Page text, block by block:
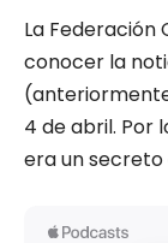
La Federación
conocer la
4 de abril. Por
era un secreto